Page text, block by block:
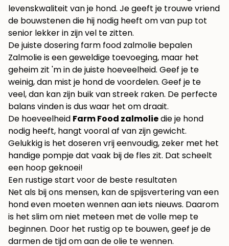
levenskwaliteit van je hond. Je geeft je trouwe vriend
de bouwstenen die hij nodig heeft om van pup tot
senior lekker in zijn vel te zitten.
De juiste dosering farm food zalmolie bepalen
Zalmolie is een geweldige toevoeging, maar het
geheim zit 'm in de juiste hoeveelheid. Geef je te
weinig, dan mist je hond de voordelen. Geef je te
veel, dan kan zijn buik van streek raken. De perfecte
balans vinden is dus waar het om draait.
De hoeveelheid Farm Food zalmoliedie je hond
nodig heeft, hangt vooral af van zijn gewicht.
Gelukkig is het doseren vrij eenvoudig, zeker met het
handige pompje dat vaak bij de fles zit. Dat scheelt
een hoop geknoei!
Een rustige start voor de beste resultaten
Net als bij ons mensen, kan de spijsvertering van een
hond even moeten wennen aan iets nieuws. Daarom
is het slim om niet meteen met de volle mep te
beginnen. Door het rustig op te bouwen, geef je de
darmen de tijd om aan de olie te wennen.